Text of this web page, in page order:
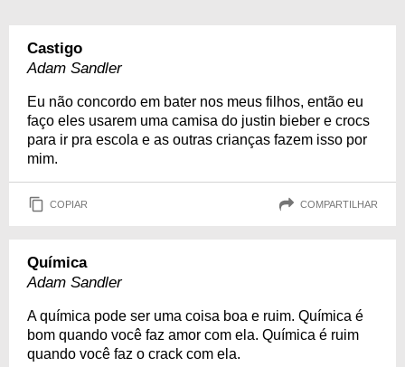
Castigo
Adam Sandler
Eu não concordo em bater nos meus filhos, então eu
faço eles usarem uma camisa do justin bieber e crocs
para ir pra escola e as outras crianças fazem isso por
mim.
COPIAR COMPARTILHAR
Química
Adam Sandler
A química pode ser uma coisa boa e ruim. Química é
bom quando você faz amor com ela. Química é ruim
quando você faz o crack com ela.